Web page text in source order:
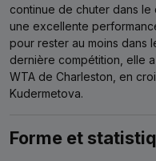
continue de chuter dans le
une excellente
pour rester au moins dans
dernière compétition, elle
WTA de Charleston, en
Kudermetova.
Forme et